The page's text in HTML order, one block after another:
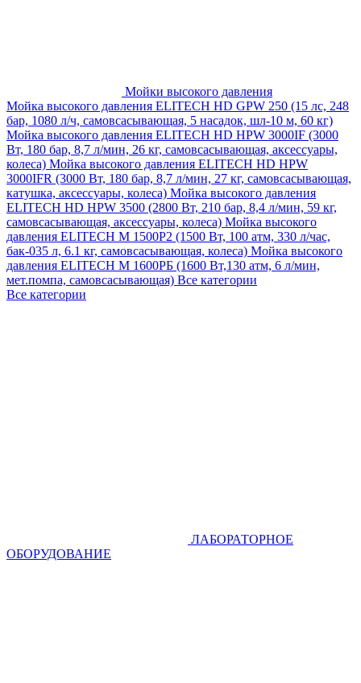
Мойки высокого давления
Мойка высокого давления ELITECH HD GPW 250 (15 лс, 248
бар, 1080 л/ч, самовсасывающая, 5 насадок, шл-10 м, 60 кг)
Мойка высокого давления ELITECH HD HPW 3000IF (3000
Вт, 180 бар, 8,7 л/мин, 26 кг, самовсасывающая, аксессуары,
колеса) Мойка высокого давления ELITECH HD HPW
3000IFR (3000 Вт, 180 бар, 8,7 л/мин, 27 кг, самовсасывающая,
катушка, аксессуары, колеса) Мойка высокого давления
ELITECH HD HPW 3500 (2800 Вт, 210 бар, 8,4 л/мин, 59 кг,
самовсасывающая, аксессуары, колеса) Мойка высокого
давления ELITECH M 1500P2 (1500 Вт, 100 атм, 330 л/час,
бак-035 л, 6.1 кг, самовсасывающая, колеса) Мойка высокого
давления ELITECH М 1600РБ (1600 Вт,130 атм, 6 л/мин,
мет.помпа, самовсасывающая) Все категории
Все категории
ЛАБОРАТОРНОЕ
ОБОРУДОВАНИЕ